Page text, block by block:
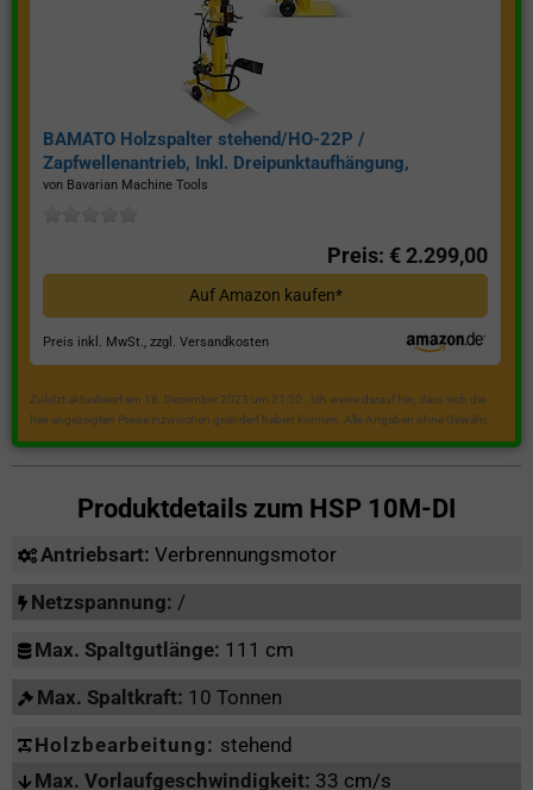
BAMATO Holzspalter stehend/HO-22P /
Zapfwellenantrieb, Inkl. Dreipunktaufhängung,
Spaltkraft 22 Tonnen*
von Bavarian Machine Tools
Preis: € 2.299,00
Auf Amazon kaufen*
Preis inkl. MwSt., zzgl. Versandkosten
Zuletzt aktualisiert am 18. Dezember 2023 um 21:50 . Ich weise darauf hin, dass sich die
hier angezeigten Preise inzwischen geändert haben können. Alle Angaben ohne Gewähr.
Produktdetails zum HSP 10M-DI
Antriebsart: Verbrennungsmotor
Netzspannung: /
Max. Spaltgutlänge: 111 cm
Max. Spaltkraft: 10 Tonnen
Holzbearbeitung: stehend
Max. Vorlaufgeschwindigkeit: 33 cm/s